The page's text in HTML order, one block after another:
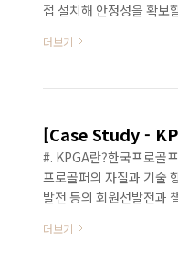
접 설치해 안정성을 확보
(Virtual Waiting Room)
운 기능들이 개발되고 추
더보기
[Case Study -
#. KPGA란?한국프로골
프로골퍼의 자질과 기술
발전 등의 회원선발전과
회 운영 시 큰 문제에 직
더보기